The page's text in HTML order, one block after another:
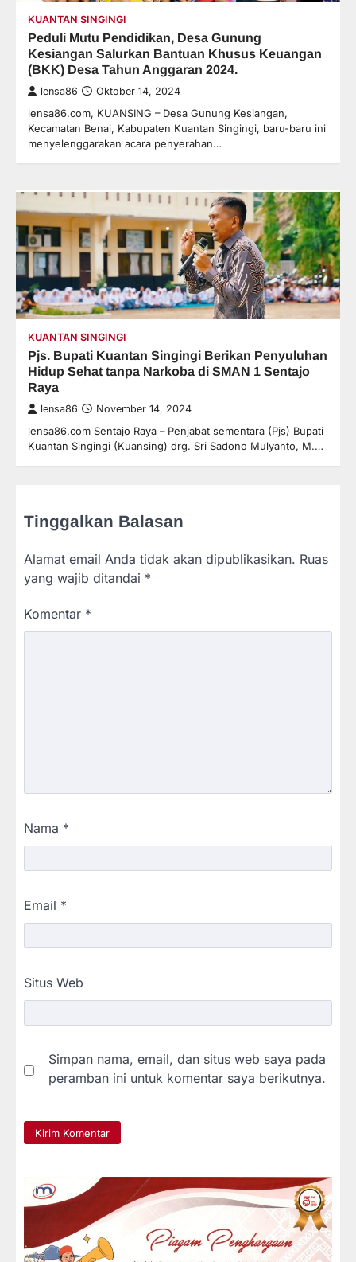
KUANTAN SINGINGI
Peduli Mutu Pendidikan, Desa Gunung
Kesiangan Salurkan Bantuan Khusus Keuangan
(BKK) Desa Tahun Anggaran 2024.
lensa86 Oktober 14, 2024
lensa86.com, KUANSING – Desa Gunung Kesiangan,
Kecamatan Benai, Kabupaten Kuantan Singingi, baru-baru ini
menyelenggarakan acara penyerahan…
KUANTAN SINGINGI
Pjs. Bupati Kuantan Singingi Berikan Penyuluhan
Hidup Sehat tanpa Narkoba di SMAN 1 Sentajo
Raya
lensa86 November 14, 2024
lensa86.com Sentajo Raya – Penjabat sementara (Pjs) Bupati
Kuantan Singingi (Kuansing) drg. Sri Sadono Mulyanto, M.…
Tinggalkan Balasan
Alamat email Anda tidak akan dipublikasikan. Ruas
yang wajib ditandai *
Komentar *
Nama *
Email *
Situs Web
Simpan nama, email, dan situs web saya pada
peramban ini untuk komentar saya berikutnya.